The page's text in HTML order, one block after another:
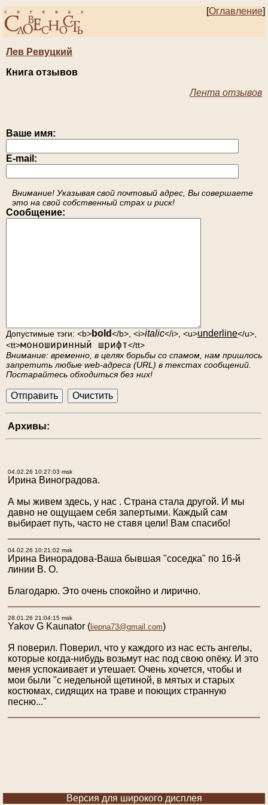
[Оглавление]
Лев Ревуцкий
Книга отзывов
Лента отзывов
Ваше имя:
E-mail:
Внимание! Указывая свой почтовый адрес, Вы совершаете
это на свой собственный страх и риск!
Сообщение:
Допустимые тэги: <b>bold</b>, <i>italic</i>, <u>underline</u>,
<tt>моноширинный шрифт</tt>
Внимание: временно, в целях борьбы со спамом, нам пришлось
запретить любые web-адреса (URL) в текстах сообщений.
Постарайтесь обходиться без них!
Архивы:
04.02.26 10:27:03 msk
Ирина Виноградова.
А мы живем здесь, у нас . Страна стала другой. И мы
давно не ощущаем себя запертыми. Каждый сам
выбирает путь, часто не ставя цели! Вам спасибо!
04.02.26 10:21:02 msk
Ирина Винорадова-Ваша бывшая "соседка" по 16-й
линии В. О.
Благодарю. Это очень спокойно и лирично.
28.01.26 21:04:15 msk
Yakov G Kaunator ( liepna73@gmail.com)
Я поверил. Поверил, что у каждого из нас есть ангелы,
которые когда-нибудь возьмут нас под свою опёку. И это
меня успокаивает и утешает. Очень хочется, чтобы и
мои были "с недельной щетиной, в мятых и старых
костюмах, сидящих на траве и поющих странную
песню..."
Версия для широкого дисплея